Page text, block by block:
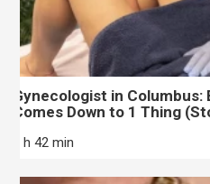
Gynecologist in
Comes Down to 1 Thing
2 h 42 min